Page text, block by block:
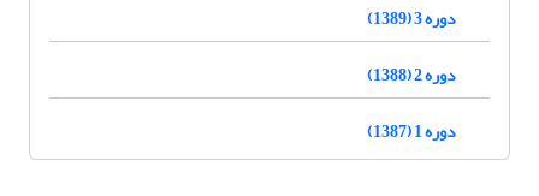
دوره 3 (1389)
دوره 2 (1388)
دوره 1 (1387)